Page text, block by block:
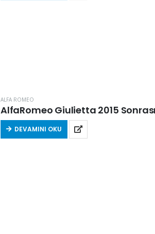
ALFA ROMEO
AlfaRomeo Giulietta 2015
DEVAMINI OKU